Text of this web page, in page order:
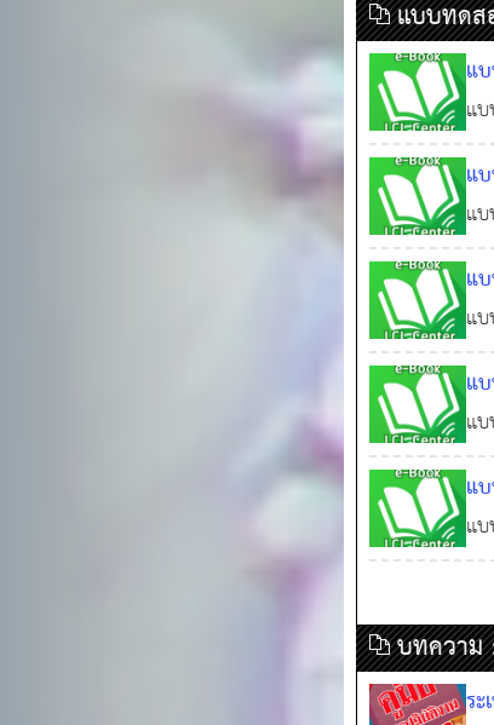
ส
ถิ่
เฉ
แบบทดส
แ
ข้
แ
พร้
ป
แ
ฐ
แ
ไว
แ
ท
แ
เ
เนื้
แ
:
แ
แ
พ.
แ
บทความ
ร